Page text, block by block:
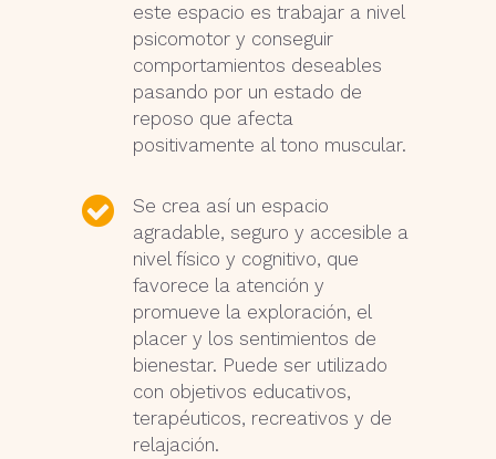
este espacio es trabajar a nivel
psicomotor y conseguir
comportamientos deseables
pasando por un estado de
reposo que afecta
positivamente al tono muscular.
Se crea así un espacio
agradable, seguro y accesible a
nivel físico y cognitivo, que
favorece la atención y
promueve la exploración, el
placer y los sentimientos de
bienestar. Puede ser utilizado
con objetivos educativos,
terapéuticos, recreativos y de
relajación.